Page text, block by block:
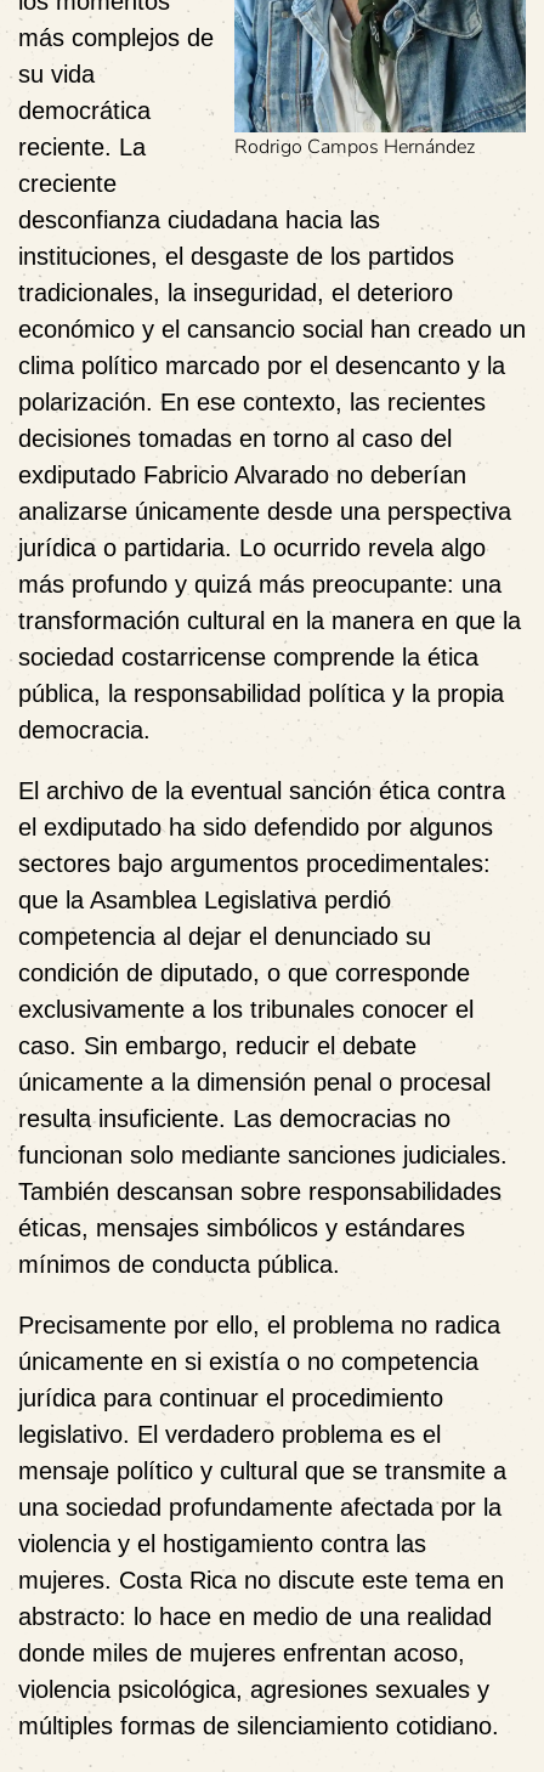
Rodrigo Campos Hernández
más complejos de
su vida
democrática
reciente. La
creciente
desconfianza ciudadana hacia las
instituciones, el desgaste de los partidos
tradicionales, la inseguridad, el deterioro
económico y el cansancio social han creado un
clima político marcado por el desencanto y la
polarización. En ese contexto, las recientes
decisiones tomadas en torno al caso del
exdiputado Fabricio Alvarado no deberían
analizarse únicamente desde una perspectiva
jurídica o partidaria. Lo ocurrido revela algo
más profundo y quizá más preocupante: una
transformación cultural en la manera en que la
sociedad costarricense comprende la ética
pública, la responsabilidad política y la propia
democracia.
El archivo de la eventual sanción ética contra
el exdiputado ha sido defendido por algunos
sectores bajo argumentos procedimentales:
que la Asamblea Legislativa perdió
competencia al dejar el denunciado su
condición de diputado, o que corresponde
exclusivamente a los tribunales conocer el
caso. Sin embargo, reducir el debate
únicamente a la dimensión penal o procesal
resulta insuficiente. Las democracias no
funcionan solo mediante sanciones judiciales.
También descansan sobre responsabilidades
éticas, mensajes simbólicos y estándares
mínimos de conducta pública.
Precisamente por ello, el problema no radica
únicamente en si existía o no competencia
jurídica para continuar el procedimiento
legislativo. El verdadero problema es el
mensaje político y cultural que se transmite a
una sociedad profundamente afectada por la
violencia y el hostigamiento contra las
mujeres. Costa Rica no discute este tema en
abstracto: lo hace en medio de una realidad
donde miles de mujeres enfrentan acoso,
violencia psicológica, agresiones sexuales y
múltiples formas de silenciamiento cotidiano.